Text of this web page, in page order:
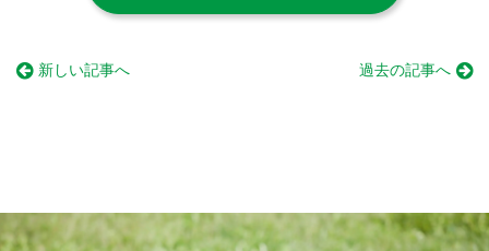
新しい記事へ 過去の記事へ